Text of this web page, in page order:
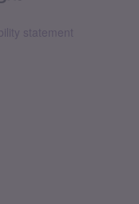
statement